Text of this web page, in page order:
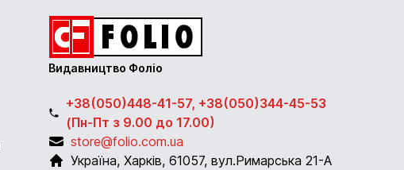
Видавництво Фоліо
+38(050)448-41-57, +38(050)344-45-53
(Пн-Пт з 9.00 до 17.00)
store@folio.com.ua
Україна, Харків, 61057, вул.Римарська 21-А